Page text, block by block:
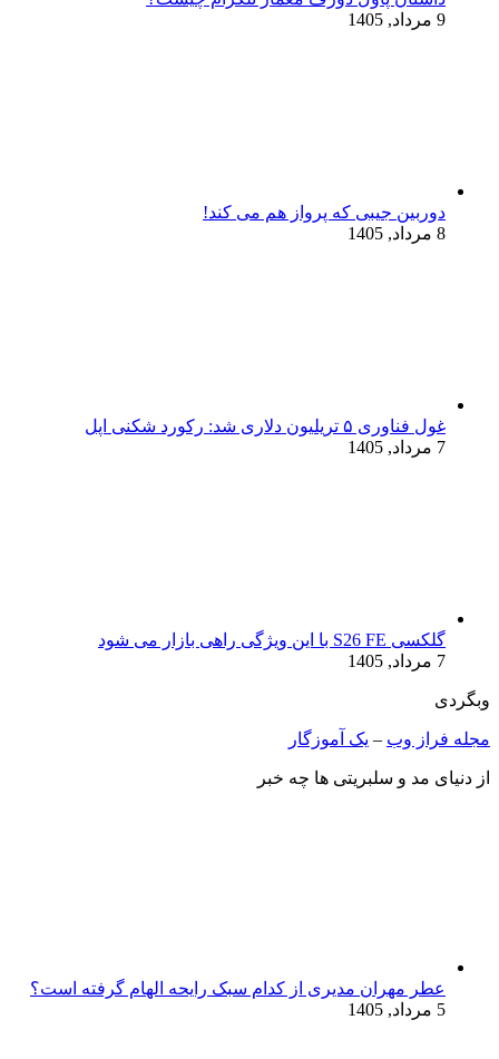
9 مرداد, 1405
دوربین جیبی که پرواز هم می‌ کند!
8 مرداد, 1405
غول فناوری ۵ تریلیون دلاری شد: رکورد شکنی اپل
7 مرداد, 1405
گلکسی S26 FE با این ویژگی راهی بازار می شود
7 مرداد, 1405
وبگردی
مجله فراز وب – یک آموزگار
از دنیای مد و سلبریتی ها چه خبر
عطر مهران مدیری از کدام سبک رایحه الهام گرفته است؟
5 مرداد, 1405